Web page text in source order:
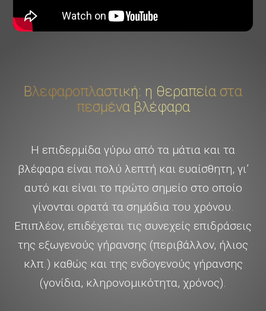
Βλεφαροπλαστική: η θεραπεία στα
πεσμένα βλέφαρα
Η επιδερμίδα γύρω από τα μάτια και τα
βλέφαρα είναι πολύ λεπτή και ευαίσθητη, γι’
αυτό και είναι το πρώτο σημείο στο οποίο
γίνονται ορατά τα σημάδια του χρόνου.
Επιπλέον, επιδέχεται τις συνεχείς επιδράσεις
της εξωγενούς γήρανσης (περιβάλλον, ήλιος
κλπ.) καθώς και της ενδογενούς γήρανσης
(γονίδια, κληρονομικότητα, χρόνος).